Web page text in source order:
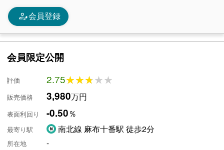
person_edit会員登録
会員限定公開
評価 2.75★★★★★
★★★★★
販売価格 3,980万円
表面利回り -0.50％
最寄り駅 南北線 麻布十番駅 徒歩2分
所在地 -